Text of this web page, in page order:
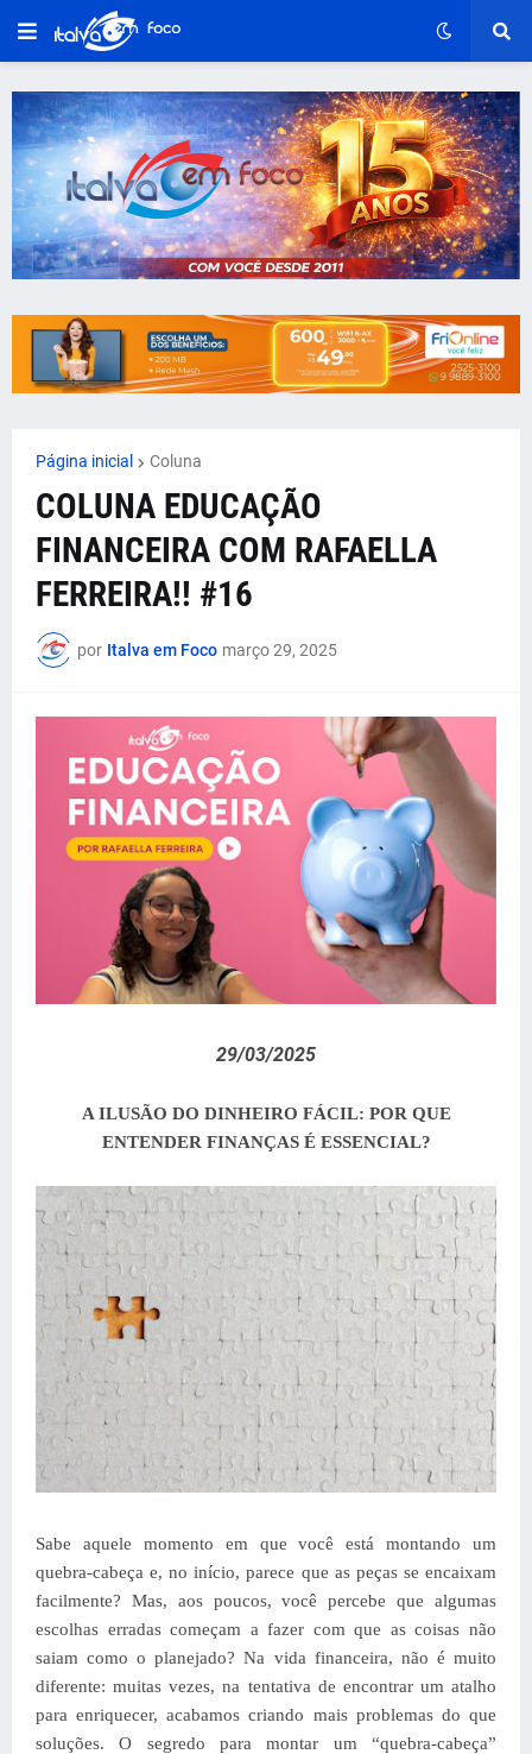
Página inicial Coluna
COLUNA EDUCAÇÃO
FINANCEIRA COM RAFAELLA
FERREIRA!! #16
por Italva em Foco março 29, 2025
29/03/2025
A ILUSÃO DO DINHEIRO FÁCIL: POR QUE
ENTENDER FINANÇAS É ESSENCIAL?
Sabe aquele momento em que você está montando um
quebra-cabeça e, no início, parece que as peças se encaixam
facilmente? Mas, aos poucos, você percebe que algumas
escolhas erradas começam a fazer com que as coisas não
saiam como o planejado? Na vida financeira, não é muito
diferente: muitas vezes, na tentativa de encontrar um atalho
para enriquecer, acabamos criando mais problemas do que
soluções. O segredo para montar um “quebra-cabeça”